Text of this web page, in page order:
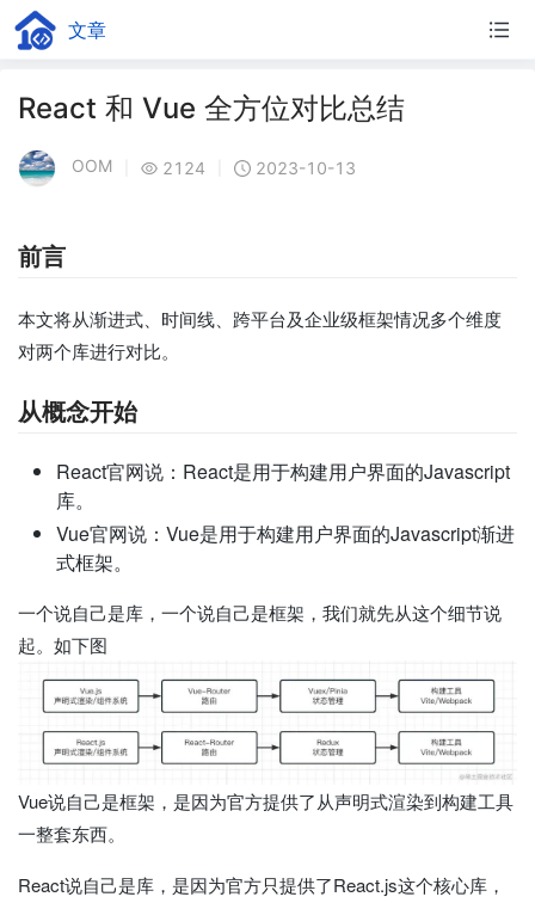
文章
React 和 Vue 全方位对比总结
OOM 2124 2023-10-13
前言
本文将从渐进式、时间线、跨平台及企业级框架情况多个维度
对两个库进行对比。
从概念开始
React官网说：React是用于构建用户界面的Javascript
库。
Vue官网说：Vue是用于构建用户界面的Javascript渐进
式框架。
一个说自己是库，一个说自己是框架，我们就先从这个细节说
起。如下图
Vue说自己是框架，是因为官方提供了从声明式渲染到构建工具
一整套东西。
React说自己是库，是因为官方只提供了React.js这个核心库，